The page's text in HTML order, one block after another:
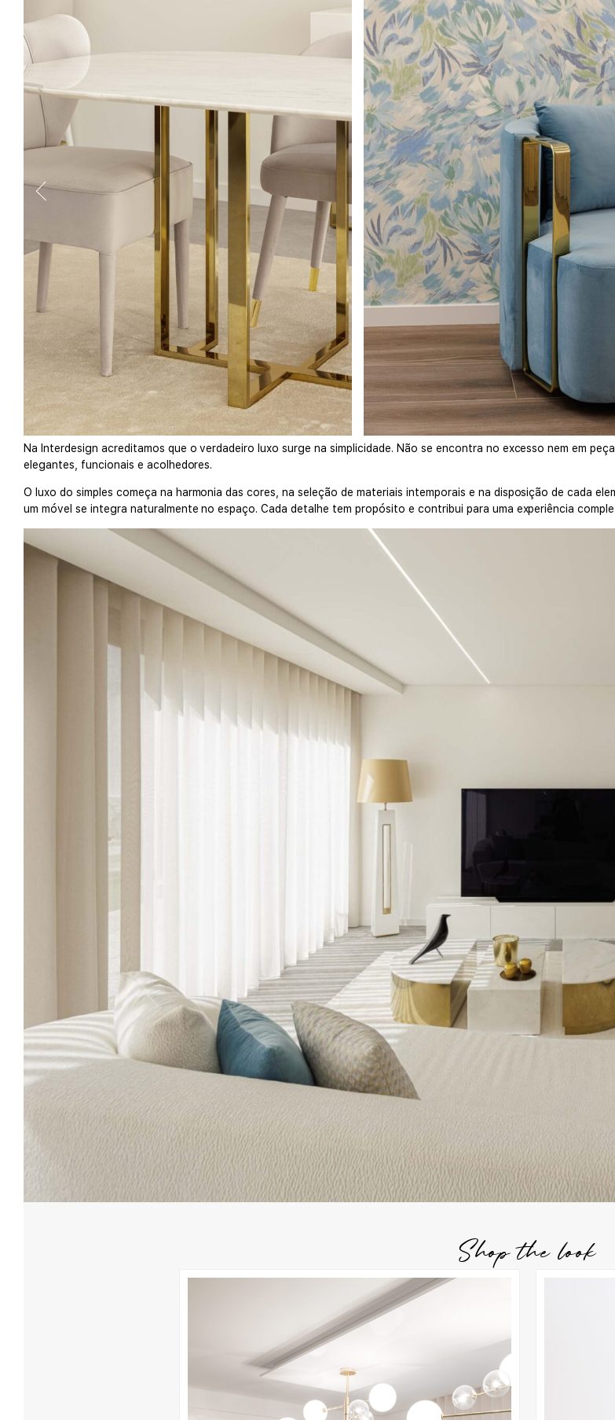
Na Interdesign acreditamos que o verdadeiro luxo surge na simplicidade. Não se encontra no excesso nem em
elegantes, funcionais e acolhedores.
O luxo do simples começa na harmonia das cores, na seleção de materiais intemporais e na disposição de cada
um móvel se integra naturalmente no espaço. Cada detalhe tem propósito e contribui para uma experiência
Shop the look